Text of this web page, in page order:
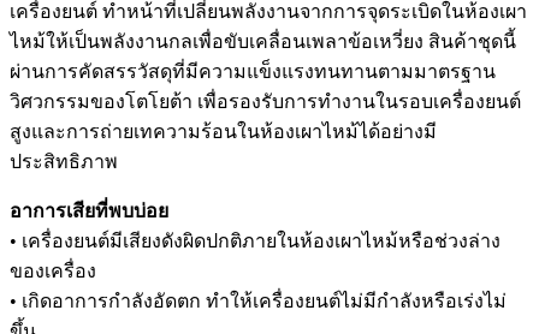
เครื่องยนต์ ทำหน้าที่เปลี่ยนพลังงานจากการจุดระเบิดในห้องเผา
ไหม้ให้เป็นพลังงานกลเพื่อขับเคลื่อนเพลาข้อเหวี่ยง สินค้าชุดนี้
ผ่านการคัดสรรวัสดุที่มีความแข็งแรงทนทานตามมาตรฐาน
วิศวกรรมของโตโยต้า เพื่อรองรับการทำงานในรอบเครื่องยนต์
สูงและการถ่ายเทความร้อนในห้องเผาไหม้ได้อย่างมี
ประสิทธิภาพ
อาการเสียที่พบบ่อย
• เครื่องยนต์มีเสียงดังผิดปกติภายในห้องเผาไหม้หรือช่วงล่าง
ของเครื่อง
• เกิดอาการกำลังอัดตก ทำให้เครื่องยนต์ไม่มีกำลังหรือเร่งไม่